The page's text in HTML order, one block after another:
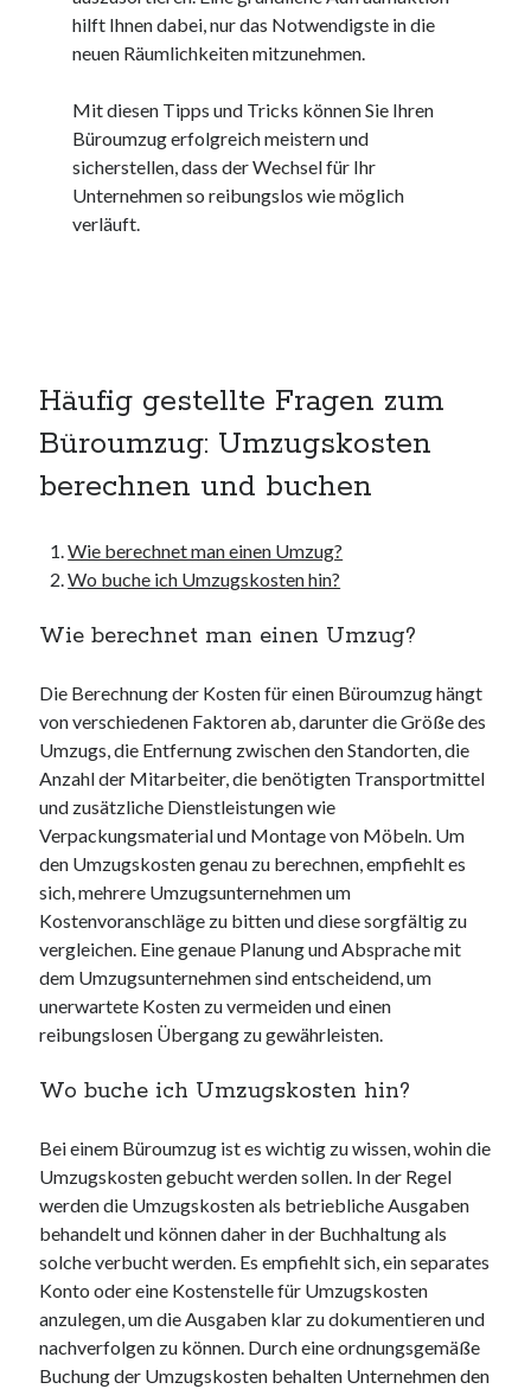
wordpress
hilft Ihnen dabei, nur das Notwendigste in die
neuen Räumlichkeiten mitzunehmen.
Mit diesen Tipps und Tricks können Sie Ihren
Büroumzug erfolgreich meistern und
sicherstellen, dass der Wechsel für Ihr
Unternehmen so reibungslos wie möglich
verläuft.
Häufig gestellte Fragen zum
Büroumzug: Umzugskosten
berechnen und buchen
Wie berechnet man einen Umzug?
Wo buche ich Umzugskosten hin?
Wie berechnet man einen Umzug?
Die Berechnung der Kosten für einen Büroumzug hängt
von verschiedenen Faktoren ab, darunter die Größe des
Umzugs, die Entfernung zwischen den Standorten, die
Anzahl der Mitarbeiter, die benötigten Transportmittel
und zusätzliche Dienstleistungen wie
Verpackungsmaterial und Montage von Möbeln. Um
den Umzugskosten genau zu berechnen, empfiehlt es
sich, mehrere Umzugsunternehmen um
Kostenvoranschläge zu bitten und diese sorgfältig zu
vergleichen. Eine genaue Planung und Absprache mit
dem Umzugsunternehmen sind entscheidend, um
unerwartete Kosten zu vermeiden und einen
reibungslosen Übergang zu gewährleisten.
Wo buche ich Umzugskosten hin?
Bei einem Büroumzug ist es wichtig zu wissen, wohin die
Umzugskosten gebucht werden sollen. In der Regel
werden die Umzugskosten als betriebliche Ausgaben
behandelt und können daher in der Buchhaltung als
solche verbucht werden. Es empfiehlt sich, ein separates
Konto oder eine Kostenstelle für Umzugskosten
anzulegen, um die Ausgaben klar zu dokumentieren und
nachverfolgen zu können. Durch eine ordnungsgemäße
Buchung der Umzugskosten behalten Unternehmen den